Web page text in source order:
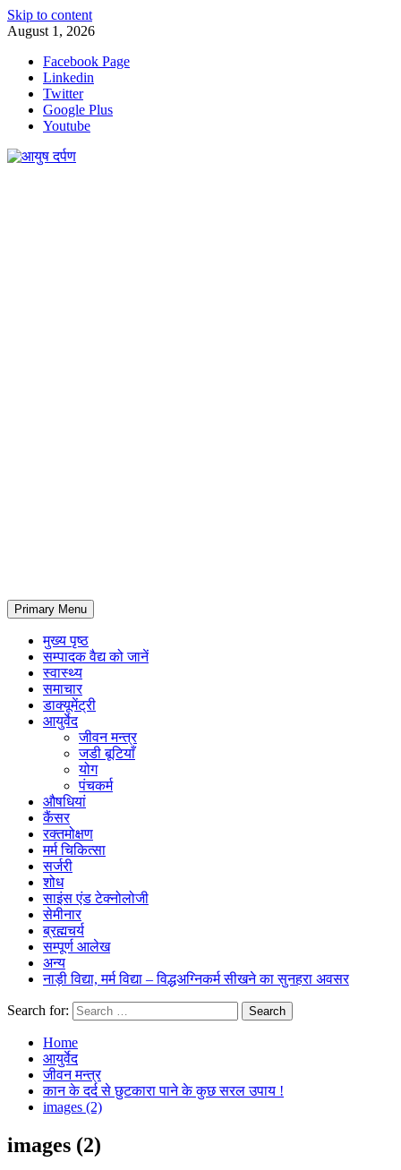
Skip to content
August 1, 2026
Facebook Page
Linkedin
Twitter
Google Plus
Youtube
Primary Menu
मुख्य पृष्ठ
सम्पादक वैद्य को जानें
स्वास्थ्य
समाचार
डाक्यूमेंट्री
आयुर्वेद
जीवन मन्त्र
जडी बूटियाँ
योग
पंचकर्म
औषधियां
कैंसर
रक्तमोक्षण
मर्म चिकित्सा
सर्जरी
शोध
साइंस एंड टेक्नोलोजी
सेमीनार
ब्रह्मचर्य
सम्पूर्ण आलेख
अन्य
नाड़ी विद्या, मर्म विद्या – विद्धअग्निकर्म सीखने का सुनहरा अवसर
Search for:
Home
आयुर्वेद
जीवन मन्त्र
कान के दर्द से छुटकारा पाने के कुछ सरल उपाय !
images (2)
images (2)